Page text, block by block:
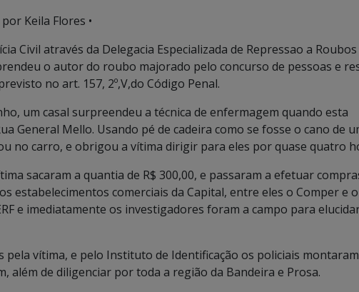
por Keila Flores •
Civil através da Delegacia Especializada de Repressao a Roubos
o autor do roubo majorado pelo concurso de pessoas e
no art. 157, 2º,V,do Código Penal.
um casal surpreendeu a técnica de enfermagem quando esta
General Mello. Usando pé de cadeira como se fosse o cano de
no carro, e obrigou a vítima dirigir para eles por quase quatro
sacaram a quantia de R$ 300,00, e passaram a efetuar
estabelecimentos comerciais da Capital, entre eles o Comper e
e imediatamente os investigadores foram a campo para
pela vítima, e pelo Instituto de Identificação os policiais montaram
além de diligenciar por toda a região da Bandeira e Prosa.